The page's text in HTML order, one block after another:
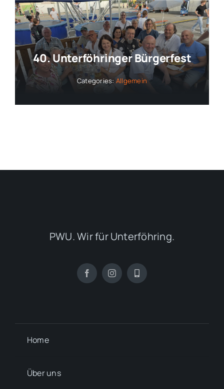
40. Unterföhringer Bürgerfest
Categories: Allgemein
PWU. Wir für Unterföhring.
Home
Über uns